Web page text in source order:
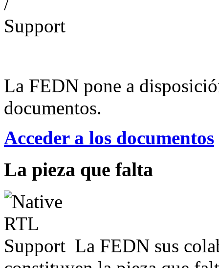
La FEDN pone a
documentos.
Acceder a los documentos
La pieza que falta
La FEDN sus